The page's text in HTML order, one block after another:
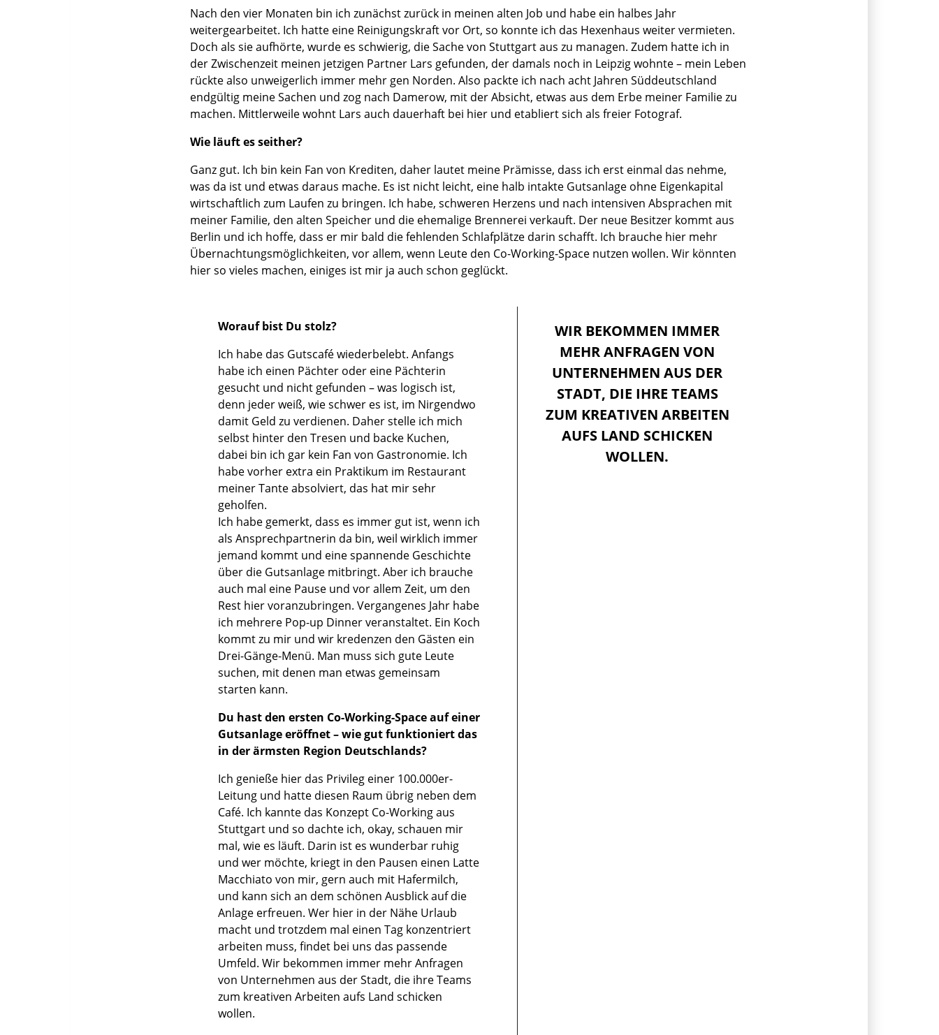
Nach den vier Monaten bin ich zunächst zurück in meinen alten Job und habe ein halbes Jahr
weitergearbeitet. Ich hatte eine Reinigungskraft vor Ort, so konnte ich das Hexenhaus weiter vermieten.
Doch als sie aufhörte, wurde es schwierig, die Sache von Stuttgart aus zu managen. Zudem hatte ich in
der Zwischenzeit meinen jetzigen Partner Lars gefunden, der damals noch in Leipzig wohnte – mein Leben
rückte also unweigerlich immer mehr gen Norden. Also packte ich nach acht Jahren Süddeutschland
endgültig meine Sachen und zog nach Damerow, mit der Absicht, etwas aus dem Erbe meiner Familie zu
machen. Mittlerweile wohnt Lars auch dauerhaft bei hier und etabliert sich als freier Fotograf.
Wie läuft es seither?
Ganz gut. Ich bin kein Fan von Krediten, daher lautet meine Prämisse, dass ich erst einmal das nehme,
was da ist und etwas daraus mache. Es ist nicht leicht, eine halb intakte Gutsanlage ohne Eigenkapital
wirtschaftlich zum Laufen zu bringen. Ich habe, schweren Herzens und nach intensiven Absprachen mit
meiner Familie, den alten Speicher und die ehemalige Brennerei verkauft. Der neue Besitzer kommt aus
Berlin und ich hoffe, dass er mir bald die fehlenden Schlafplätze darin schafft. Ich brauche hier mehr
Übernachtungsmöglichkeiten, vor allem, wenn Leute den Co-Working-Space nutzen wollen. Wir könnten
hier so vieles machen, einiges ist mir ja auch schon geglückt.
Worauf bist Du stolz?
Ich habe das Gutscafé wiederbelebt. Anfangs
habe ich einen Pächter oder eine Pächterin
gesucht und nicht gefunden – was logisch ist,
denn jeder weiß, wie schwer es ist, im Nirgendwo
damit Geld zu verdienen. Daher stelle ich mich
selbst hinter den Tresen und backe Kuchen,
dabei bin ich gar kein Fan von Gastronomie. Ich
habe vorher extra ein Praktikum im Restaurant
meiner Tante absolviert, das hat mir sehr
geholfen.
Ich habe gemerkt, dass es immer gut ist, wenn ich
als Ansprechpartnerin da bin, weil wirklich immer
jemand kommt und eine spannende Geschichte
über die Gutsanlage mitbringt. Aber ich brauche
auch mal eine Pause und vor allem Zeit, um den
Rest hier voranzubringen. Vergangenes Jahr habe
ich mehrere Pop-up Dinner veranstaltet. Ein Koch
kommt zu mir und wir kredenzen den Gästen ein
Drei-Gänge-Menü. Man muss sich gute Leute
suchen, mit denen man etwas gemeinsam
starten kann.
Du hast den ersten Co-Working-Space auf einer
Gutsanlage eröffnet – wie gut funktioniert das
in der ärmsten Region Deutschlands?
Ich genieße hier das Privileg einer 100.000er-
Leitung und hatte diesen Raum übrig neben dem
Café. Ich kannte das Konzept Co-Working aus
Stuttgart und so dachte ich, okay, schauen mir
mal, wie es läuft. Darin ist es wunderbar ruhig
und wer möchte, kriegt in den Pausen einen Latte
Macchiato von mir, gern auch mit Hafermilch,
und kann sich an dem schönen Ausblick auf die
Anlage erfreuen. Wer hier in der Nähe Urlaub
macht und trotzdem mal einen Tag konzentriert
arbeiten muss, findet bei uns das passende
Umfeld. Wir bekommen immer mehr Anfragen
von Unternehmen aus der Stadt, die ihre Teams
zum kreativen Arbeiten aufs Land schicken
wollen.
WIR BEKOMMEN IMMER
MEHR ANFRAGEN VON
UNTERNEHMEN AUS DER
STADT, DIE IHRE TEAMS
ZUM KREATIVEN ARBEITEN
AUFS LAND SCHICKEN
WOLLEN.